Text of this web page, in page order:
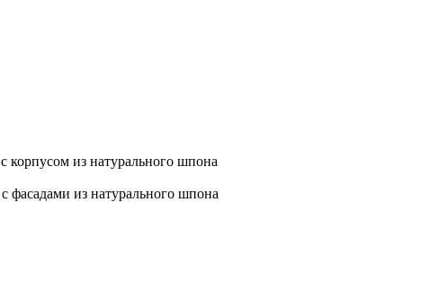
корпусом из натурального шпона
фасадами из натурального шпона